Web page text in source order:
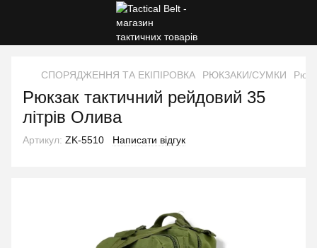
СПОРЯДЖЕННЯ ТА ЕКІПІРОВКА РЮКЗАКИ/СУМКИ
Рюкзак тактичний рейдовий 35
літрів Олива
Артикул: ZK-5510 Написати відгук